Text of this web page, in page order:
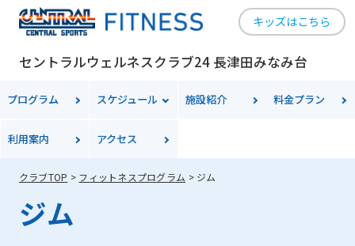
キッズはこちら
セントラルウェルネスクラブ24 長津田みなみ台
プログラム スケジュール 施設紹介 料金プラン
利用案内 アクセス
クラブTOP フィットネスプログラム ジム
ジム